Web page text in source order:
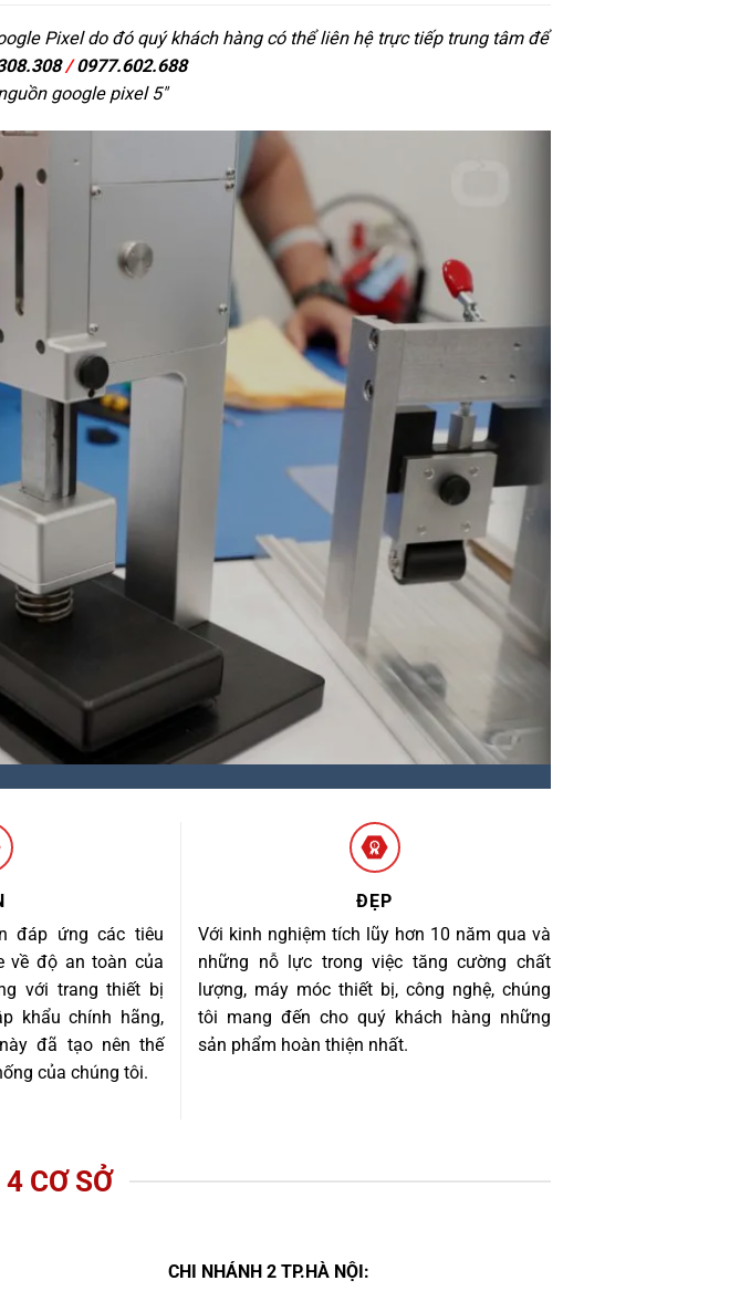
Pixel do đó quý khách hàng có thể liên hệ trực tiếp trung tâm để
/0977.602.688
google pixel 5"
đáp ứng các tiêu
về độ an toàn của
với trang thiết bị
khẩu chính hãng,
đã tạo nên thế
của chúng tôi.
ĐẸP
Với kinh nghiệm tích lũy hơn 10 năm qua và
những nỗ lực trong việc tăng cường chất
lượng, máy móc thiết bị, công nghệ, chúng
tôi mang đến cho quý khách hàng những
sản phẩm hoàn thiện nhất.
CƠ SỞ
CHI NHÁNH 2 TP.HÀ NỘI: